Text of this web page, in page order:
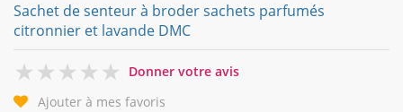
Sachet de senteur à broder sachets parfumés
citronnier et lavande DMC
0
Donner votre avis
Ajouter à mes favoris